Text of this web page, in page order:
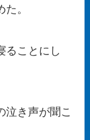
。
ることにし
泣き声が聞こ